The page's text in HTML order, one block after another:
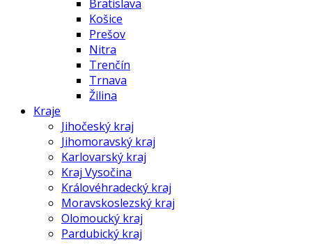
Bratislava
Košice
Prešov
Nitra
Trenčín
Trnava
Žilina
Kraje
Jihočeský kraj
Jihomoravský kraj
Karlovarský kraj
Kraj Vysočina
Královéhradecký kraj
Moravskoslezský kraj
Olomoucký kraj
Pardubický kraj